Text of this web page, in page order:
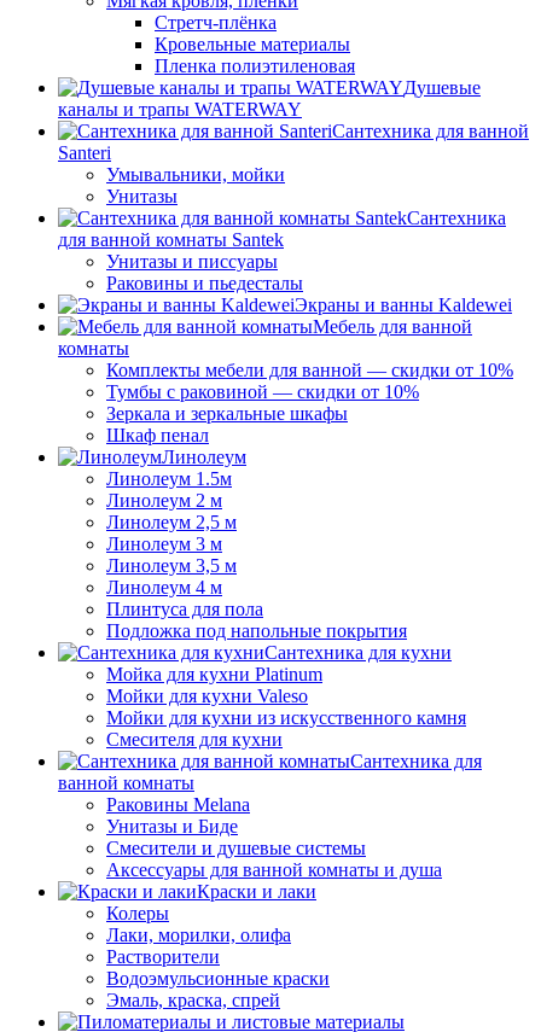
Стретч-плёнка
Кровельные материалы
Пленка полиэтиленовая
Душевые
каналы и трапы WATERWAY
Сантехника для ванной
Santeri
Умывальники, мойки
Унитазы
Сантехника
для ванной комнаты Santek
Унитазы и писсуары
Раковины и пьедесталы
Экраны и ванны Kaldewei
Мебель для ванной
комнаты
Комплекты мебели для ванной — скидки от 10%
Тумбы с раковиной — скидки от 10%
Зеркала и зеркальные шкафы
Шкаф пенал
Линолеум
Линолеум 1.5м
Линолеум 2 м
Линолеум 2,5 м
Линолеум 3 м
Линолеум 3,5 м
Линолеум 4 м
Плинтуса для пола
Подложка под напольные покрытия
Сантехника для кухни
Мойка для кухни Platinum
Мойки для кухни Valeso
Мойки для кухни из искусственного камня
Смесителя для кухни
Сантехника для
ванной комнаты
Раковины Melana
Унитазы и Биде
Смесители и душевые системы
Аксессуары для ванной комнаты и душа
Краски и лаки
Колеры
Лаки, морилки, олифа
Растворители
Водоэмульсионные краски
Эмаль, краска, спрей